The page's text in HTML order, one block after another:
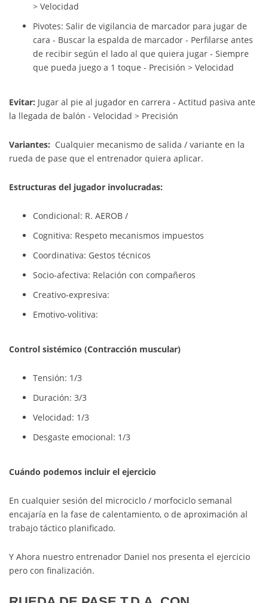
> Velocidad
Pivotes: Salir de vigilancia de marcador para jugar de
cara - Buscar la espalda de marcador - Perfilarse antes
de recibir según el lado al que quiera jugar - Siempre
que pueda juego a 1 toque - Precisión > Velocidad
Evitar: Jugar al pie al jugador en carrera - Actitud pasiva ante
la llegada de balón - Velocidad > Precisión
Variantes: Cualquier mecanismo de salida / variante en la
rueda de pase que el entrenador quiera aplicar.
Estructuras del jugador involucradas:
Condicional: R. AEROB /
Cognitiva: Respeto mecanismos impuestos
Coordinativa: Gestos técnicos
Socio-afectiva: Relación con compañeros
Creativo-expresiva:
Emotivo-volitiva:
Control sistémico (Contracción muscular)
Tensión: 1/3
Duración: 3/3
Velocidad: 1/3
Desgaste emocional: 1/3
Cuándo podemos incluir el ejercicio
En cualquier sesión del microciclo / morfociclo semanal
encajaría en la fase de calentamiento, o de aproximación al
trabajo táctico planificado.
Y Ahora nuestro entrenador Daniel nos presenta el ejercicio
pero con finalización.